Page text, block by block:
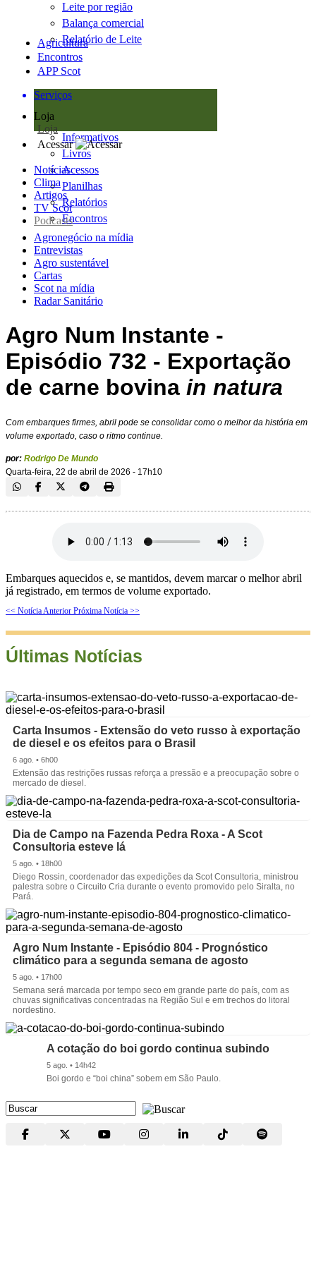
Leite por região
Balança comercial
Relatório de Leite
Agricultura
Encontros
APP Scot
Serviços
Loja
Loja
Informativos
Livros
Acessos
Planilhas
Relatórios
Encontros
Acessar
Notícias
Clima
Artigos
TV Scot
Podcasts
Agronegócio na mídia
Entrevistas
Agro sustentável
Cartas
Scot na mídia
Radar Sanitário
Agro Num Instante -
Episódio 732 - Exportação
de carne bovina in natura
Com embarques firmes, abril pode se consolidar como o melhor da história em
volume exportado, caso o ritmo continue.
por: Rodrigo De Mundo
Quarta-feira, 22 de abril de 2026 - 17h10
Embarques aquecidos e, se mantidos, devem marcar o melhor abril
já registrado, em termos de volume exportado.
<< Notícia Anterior Próxima Notícia >>
Últimas Notícias
Carta Insumos - Extensão do veto russo à exportação
de diesel e os efeitos para o Brasil
6 ago. • 6h00
Extensão das restrições russas reforça a pressão e a preocupação sobre o
mercado de diesel.
Dia de Campo na Fazenda Pedra Roxa - A Scot
Consultoria esteve lá
5 ago. • 18h00
Diego Rossin, coordenador das expedições da Scot Consultoria, ministrou
palestra sobre o Circuito Cria durante o evento promovido pelo Siralta, no
Pará.
Agro Num Instante - Episódio 804 - Prognóstico
climático para a segunda semana de agosto
5 ago. • 17h00
Semana será marcada por tempo seco em grande parte do país, com as
chuvas significativas concentradas na Região Sul e em trechos do litoral
nordestino.
A cotação do boi gordo continua subindo
5 ago. • 14h42
Boi gordo e “boi china” sobem em São Paulo.